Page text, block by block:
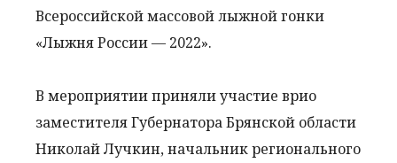
Всероссийской массовой лыжной гонки
«Лыжня России — 2022».
В мероприятии приняли участие врио
заместителя Губернатора Брянской области
Николай Лучкин, начальник регионального